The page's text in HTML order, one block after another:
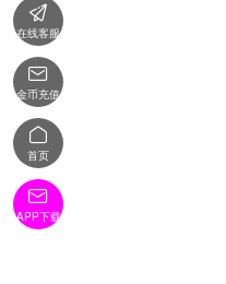

在线客服

金币充值

首页

APP下载